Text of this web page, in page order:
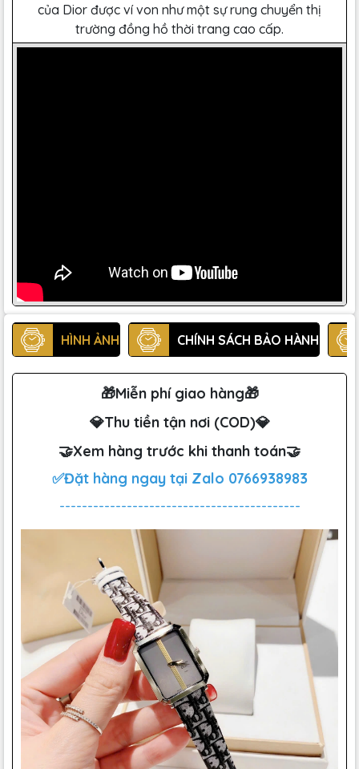
của Dior được ví von như một sự rung chuyển thị
trường đồng hồ thời trang cao cấp.
HÌNH ẢNH CHÍNH SÁCH BẢO HÀNH
🎁Miễn phí giao hàng🎁
💎Thu tiền tận nơi (COD)💎
🤝Xem hàng trước khi thanh toán🤝
✅Đặt hàng ngay tại Zalo 0766938983
-------------------------------------------